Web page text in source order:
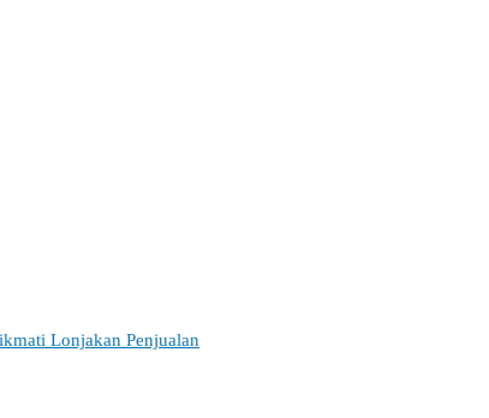
Lonjakan Penjualan